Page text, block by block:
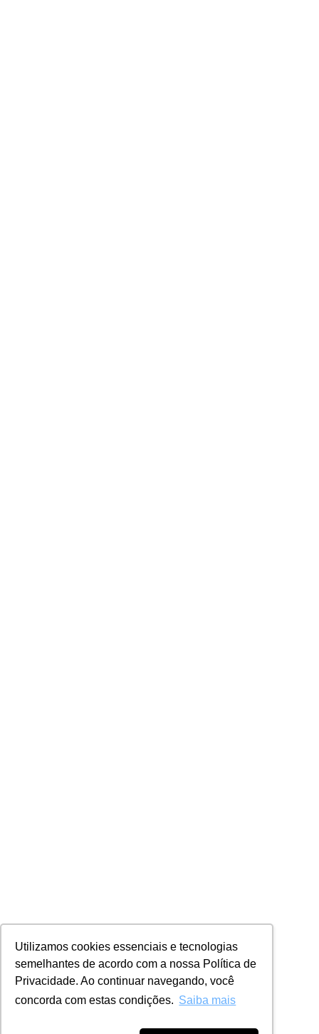
Utilizamos cookies essenciais e tecnologias
semelhantes de acordo com a nossa Política de
Privacidade. Ao continuar navegando, você
concorda com estas condições. Saiba mais